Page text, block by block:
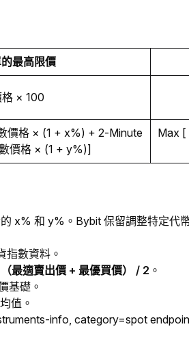
最高限價
格 × 100
價格 × (1 + x%) + 2-Minute
價格 × (1 + y%)]
Max [
x% 和 y%。 Bybit 保留調整特定代
指數資料。
最適賣出價 + 最優買價） / 2 。
基礎。
值。
info, category=spot